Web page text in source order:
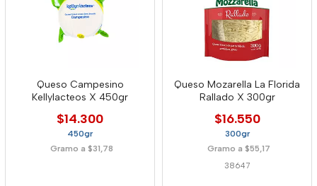
Queso Campesino
Kellylacteos X 450gr
$14.300
450gr
Gramo a $31,78
Queso Mozarella La Florida
Rallado X 300gr
$16.550
300gr
Gramo a $55,17
38647